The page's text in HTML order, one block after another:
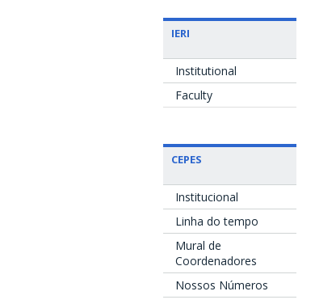
IERI
Institutional
Faculty
CEPES
Institucional
Linha do tempo
Mural de
Coordenadores
Nossos Números